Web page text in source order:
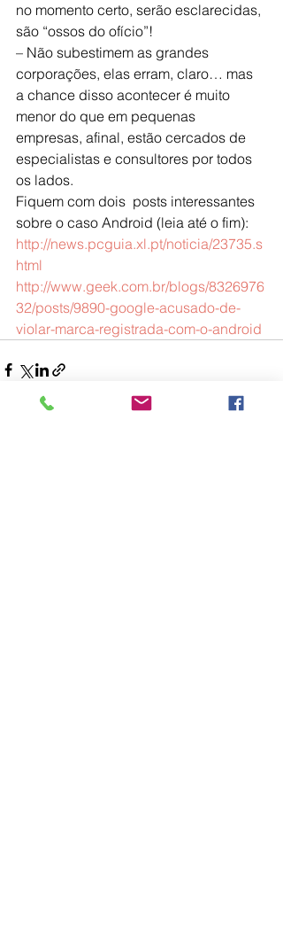
no momento certo, serão esclarecidas,
são “ossos do ofício”!
– Não subestimem as grandes
corporações, elas erram, claro… mas
a chance disso acontecer é muito
menor do que em pequenas
empresas, afinal, estão cercados de
especialistas e consultores por todos
os lados.
Fiquem com dois  posts interessantes
sobre o caso Android (leia até o fim):
http://news.pcguia.xl.pt/noticia/23735.s
html
http://www.geek.com.br/blogs/8326976
32/posts/9890-google-acusado-de-
violar-marca-registrada-com-o-android